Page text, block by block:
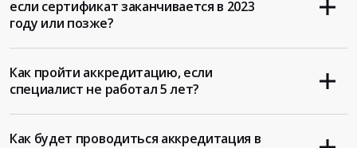
если сертификат заканчивается в 2023
году или позже?
Как пройти аккредитацию, если
специалист не работал 5 лет?
Как будет проводиться аккредитация в